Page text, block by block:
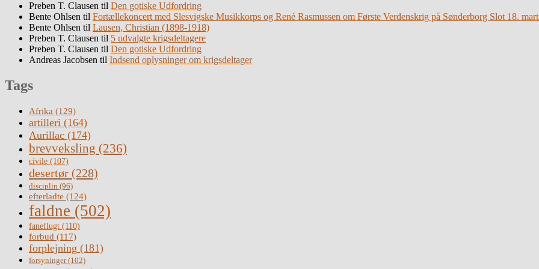
Preben T. Clausen til Den gotiske Udfordring
Bente Ohlsen til Fortællekoncert med Slesvigske Musikkorps og René Rasmussen om Første Verdenskrig på Sønderborg Slot 18.
Bente Ohlsen til Lausen, Christian (1898-1918)
Preben T. Clausen til 5 udvalgte krigsdeltagere
Preben T. Clausen til Den gotiske Udfordring
Andreas Jacobsen til Indsend oplysninger om krigsdeltager
Tags
Afrika (129)
artilleri (164)
Aurillac (174)
brevveksling (236)
civile (107)
desertør (228)
disciplin (96)
efterladte (124)
faldne (502)
faneflugt (110)
forbud (117)
forplejning (181)
forsyninger(102)